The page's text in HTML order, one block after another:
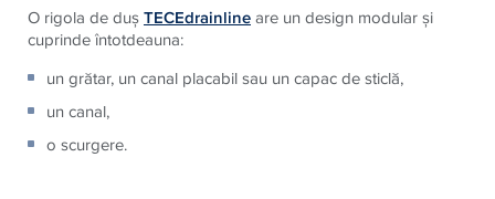
O rigola de duşTECEdrainlineare un design modular şi
cuprinde întotdeauna:
un grătar, un canal placabil sau un capac de sticlă,
un canal,
o scurgere.